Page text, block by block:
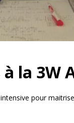
la 3W
pour